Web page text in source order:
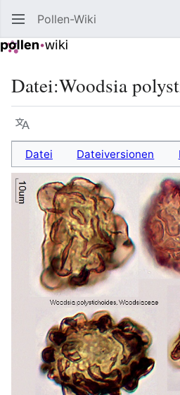
Pollen-Wiki
Datei:Woodsia
Sprache
Datei Dateiversionen